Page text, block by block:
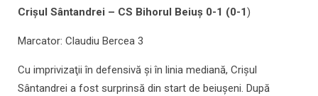
Crișul Sântandrei – CS Bihorul Beiuș 0-1 (0-1)
Marcator: Claudiu Bercea 3
Cu imprivizaţii în defensivă şi în linia mediană, Crişul
Sântandrei a fost surprinsă din start de beiuşeni. După